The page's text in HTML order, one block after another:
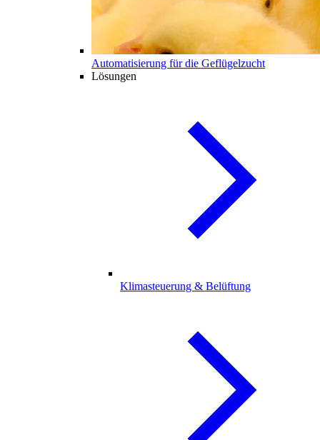
Automatisierung für die Geflügelzucht
Lösungen
Klimasteuerung & Belüftung